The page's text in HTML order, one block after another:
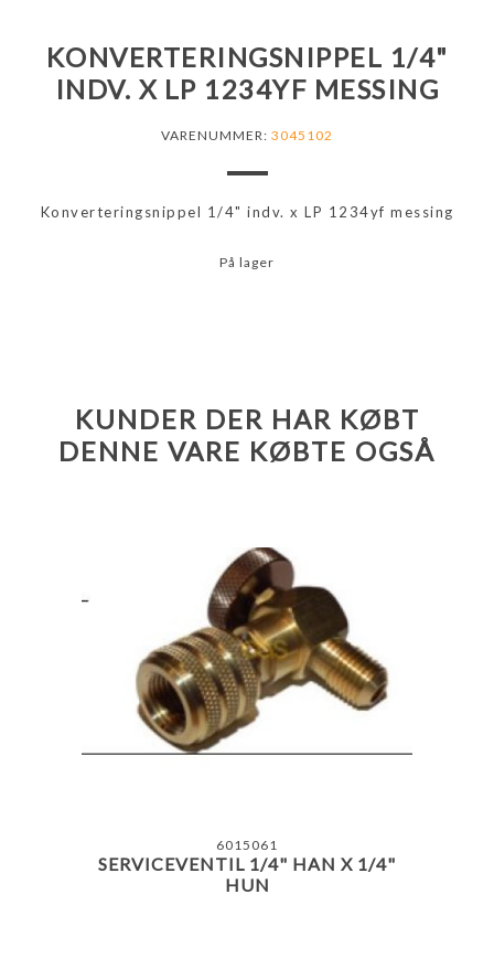
KONVERTERINGSNIPPEL 1/4"
INDV. X LP 1234YF MESSING
VARENUMMER: 3045102
Konverteringsnippel 1/4" indv. x LP 1234yf messing
På lager
KUNDER DER HAR KØBT
DENNE VARE KØBTE OGSÅ
6015061
SERVICEVENTIL 1/4" HAN X 1/4"
HUN